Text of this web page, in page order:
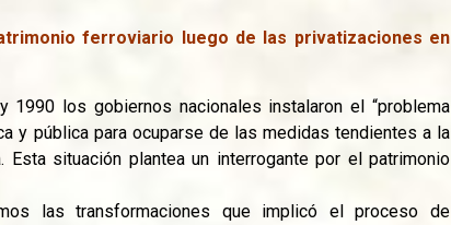
ferroviario luego de las privatizaciones en
1990 los gobiernos nacionales instalaron el “problema
y pública para ocuparse de las medidas tendientes a la
situación plantea un interrogante por el patrimonio
las transformaciones que implicó el proceso de